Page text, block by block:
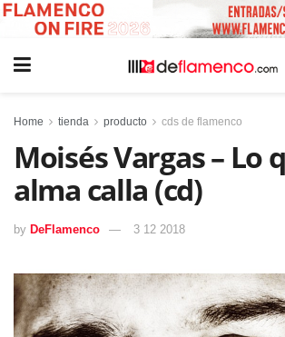
Home tienda producto cds de flamenco
Moisés Vargas – Lo
alma calla (cd)
by DeFlamenco 3 12 2018